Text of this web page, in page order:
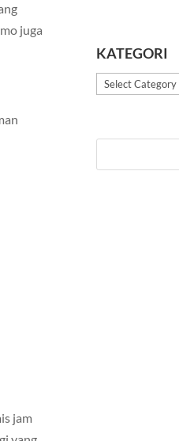
juga
jam
KATEGORI
Kategori